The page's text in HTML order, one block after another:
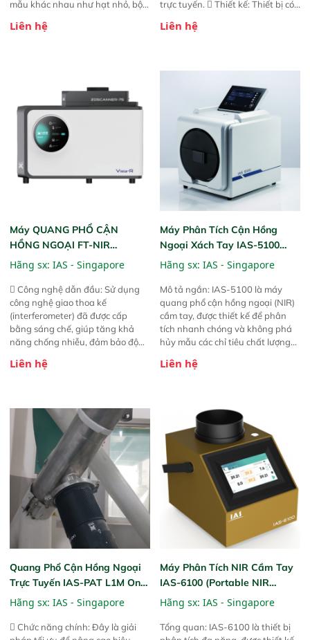
mẫu khác nhau như hạt nhỏ, bột,
này cho phép bất kỳ ai cũng có
thức ăn chăn nuôi, nguyên liệu
thực phẩm, nông sản,..
Liên hệ
trực tuyến.  Thiết kế: Thiết bị có
hỗ trợ tản nhiệt tăng cường và đã
năng theo dõi thông số theo thời
gian thực và trực quan hóa dữ
liệu để tăng chỉ số ROI cho doanh
Liên hệ
Máy QUANG PHỔ CẬN
HỒNG NGOẠI FT-NIR
Analyzer Vista-R
Hãng sx: IAS - Singapore
 Công nghệ dẫn đầu: Sử dụng
công nghệ giao thoa kế
(interferometer) đã được cấp
bằng sáng chế, giúp tăng khả
năng chống nhiễu, đảm bảo độ
Phạm vi ứng dụng rộng: Đáp ứng
ngành công nghiệp khác nhau. 
Độ nhạy cao: Trang bị đầu dò
InGaAs độ nhạy cao, cung cấp
phản hồi phổ tuyến tính đầy đủ,
đảm bảo độ chính xác và khả
năng lặp lại tối ưu.
Liên hệ
Máy Phân Tích Cận Hồng
Ngoại Xách Tay IAS-5100
(Portable NIR Analyzer)
Hãng sx: IAS - Singapore
Mô tả ngắn: IAS-5100 là máy
quang phổ cận hồng ngoại (NIR)
cầm tay, được thiết kế để phân
tích nhanh chóng và không phá
hủy mẫu các chỉ tiêu chất lượng
Thiết bị linh hoạt cho nhiều kịch
trực tiếp ngoài đồng ruộng.
Liên hệ
Quang Phổ Cận Hồng Ngoại
Trực Tuyến IAS-PAT L1M On-
Line NIR
Hãng sx: IAS - Singapore
 Chức năng chính: Đây là giải
Máy Phân Tích NIR Cầm Tay
IAS-6100 (Portable NIR
Analyzer)
Hãng sx: IAS - Singapore
Tổng quan: IAS-6100 là thiết bị